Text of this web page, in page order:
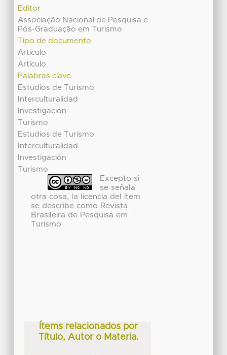
Editor
Associação Nacional de Pesquisa e
Pós-Graduação em Turismo
Tipo de documento
Artículo
Artículo
Palabras clave
Estudios de Turismo
Interculturalidad
Investigación
Turismo
Estudios de Turismo
Interculturalidad
Investigación
Turismo
Excepto si
se señala
otra cosa, la licencia del ítem
se describe como Revista
Brasileira de Pesquisa em
Turismo
Ítems relacionados por
Título, Autor o Materia.